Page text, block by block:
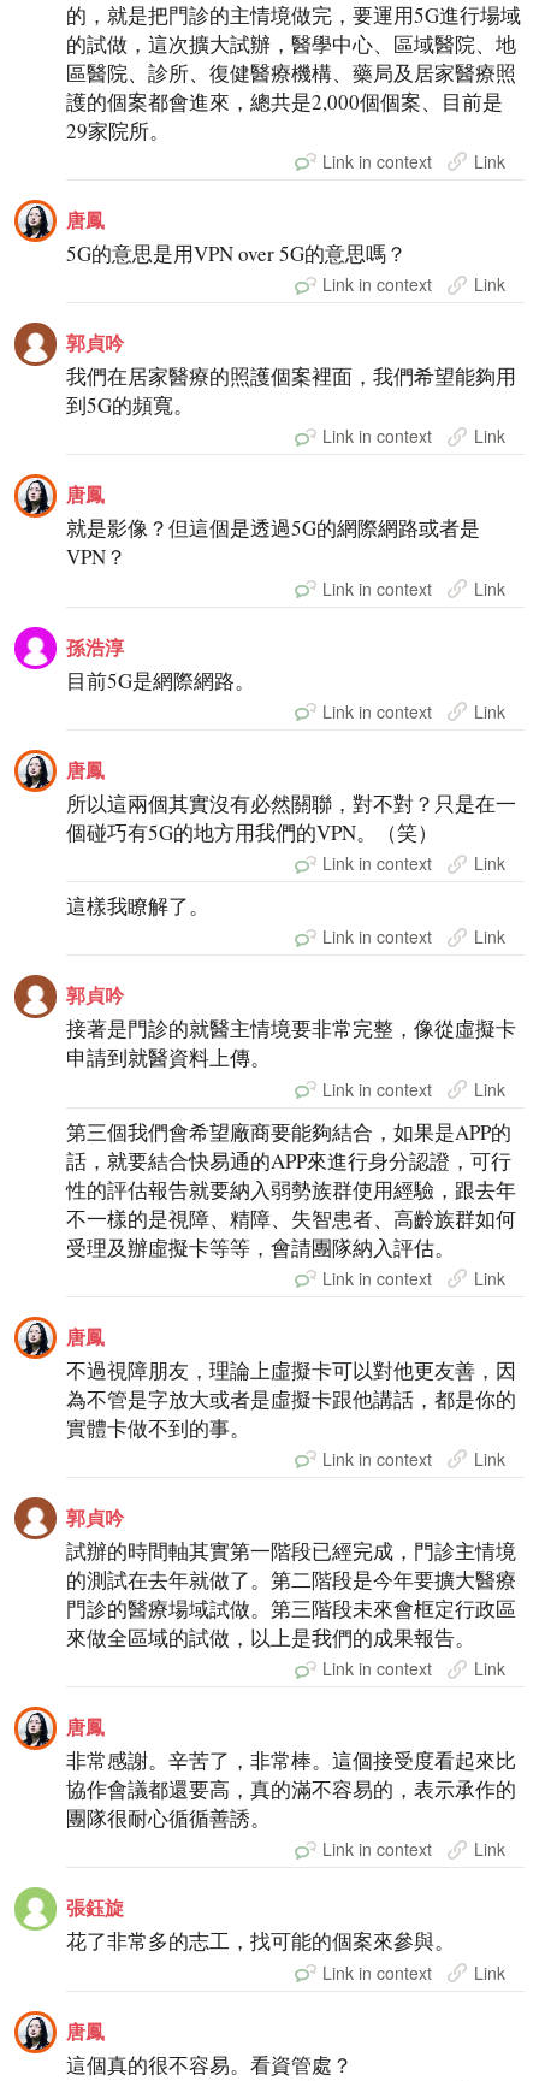
的，就是把門診的主情境做完，要運用5G進行場域
的試做，這次擴大試辦，醫學中心、區域醫院、地
區醫院、診所、復健醫療機構、藥局及居家醫療照
護的個案都會進來，總共是2,000個個案、目前是
29家院所。
Link in context Link
唐鳳
5G的意思是用VPN over 5G的意思嗎？
Link in context Link
郭貞吟
我們在居家醫療的照護個案裡面，我們希望能夠用
到5G的頻寬。
Link in context Link
唐鳳
就是影像？但這個是透過5G的網際網路或者是
VPN？
Link in context Link
孫浩淳
目前5G是網際網路。
Link in context Link
唐鳳
所以這兩個其實沒有必然關聯，對不對？只是在一
個碰巧有5G的地方用我們的VPN。（笑）
Link in context Link
這樣我瞭解了。
Link in context Link
郭貞吟
接著是門診的就醫主情境要非常完整，像從虛擬卡
申請到就醫資料上傳。
Link in context Link
第三個我們會希望廠商要能夠結合，如果是APP的
話，就要結合快易通的APP來進行身分認證，可行
性的評估報告就要納入弱勢族群使用經驗，跟去年
不一樣的是視障、精障、失智患者、高齡族群如何
受理及辦虛擬卡等等，會請團隊納入評估。
Link in context Link
唐鳳
不過視障朋友，理論上虛擬卡可以對他更友善，因
為不管是字放大或者是虛擬卡跟他講話，都是你的
實體卡做不到的事。
Link in context Link
郭貞吟
試辦的時間軸其實第一階段已經完成，門診主情境
的測試在去年就做了。第二階段是今年要擴大醫療
門診的醫療場域試做。第三階段未來會框定行政區
來做全區域的試做，以上是我們的成果報告。
Link in context Link
唐鳳
非常感謝。辛苦了，非常棒。這個接受度看起來比
協作會議都還要高，真的滿不容易的，表示承作的
團隊很耐心循循善誘。
Link in context Link
張鈺旋
花了非常多的志工，找可能的個案來參與。
Link in context Link
唐鳳
這個真的很不容易。看資管處？